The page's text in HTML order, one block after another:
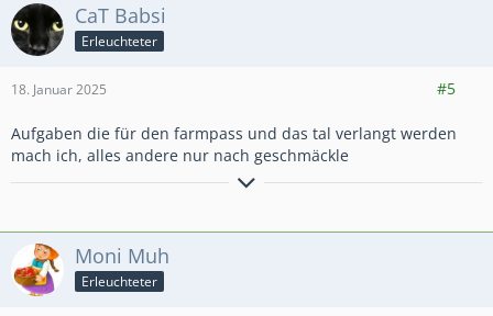
CaT Babsi
Erleuchteter
18. Januar 2025
#5
Aufgaben die für den farmpass und das tal verlangt werden
mach ich, alles andere nur nach geschmäckle
Um klar zu sehen reicht oft ein wechsel der Blickrichtung.
Autor: Antoine de Saint-Exupéry
Moni Muh
Erleuchteter